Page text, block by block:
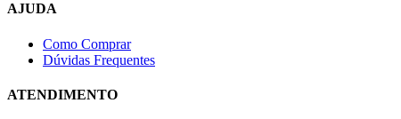
AJUDA
Como Comprar
Dúvidas Frequentes
ATENDIMENTO